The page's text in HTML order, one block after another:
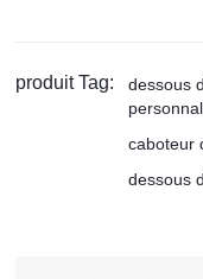
produit Tag:
dessous
caboteur
dessous